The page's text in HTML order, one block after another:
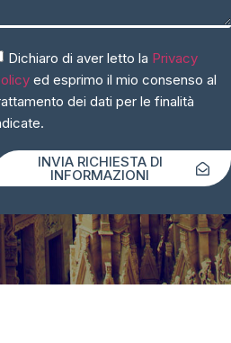
Dichiaro di aver letto la Privacy
ed esprimo il mio consenso al
dei dati per le finalità
INVIA RICHIESTA DI
INFORMAZIONI